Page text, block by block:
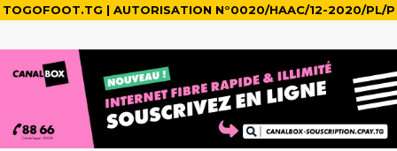
TOGOFOOT.TG | AUTORISATION N°0020/HAAC/12-2020/PL/P